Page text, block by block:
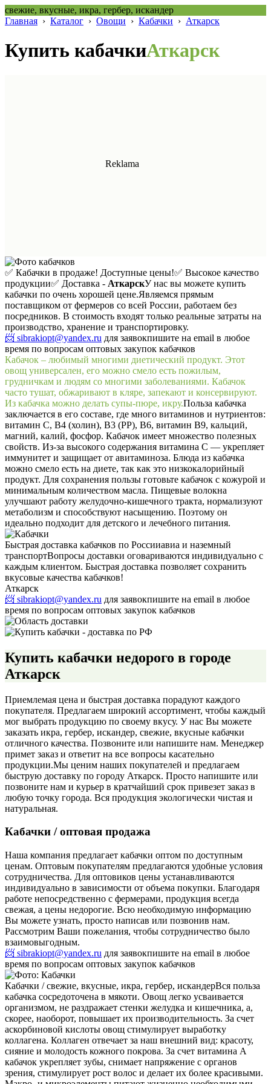
свежие, вкусные, икра, гербер, искандер
Главная › Каталог › Овощи › Кабачки › Аткарск
Купить кабачкиАткарск
✅ Кабачки в продаже! Доступные цены!✅ Высокое качество
продукции✅ Доставка - АткарскУ нас вы можете купить
кабачки по очень хорошей цене.Являемся прямым
поставщиком от фермеров со всей России, работаем без
посредников. В стоимость входят только реальные затраты на
производство, хранение и транспортировку.
📨 sibrakiopt@yandex.ru для заявокпишите на email в любое
время по вопросам оптовых закупок кабачков
Кабачок – любимый многими диетический продукт. Этот
овощ универсален, его можно смело есть пожилым,
грудничкам и людям со многими заболеваниями. Кабачок
часто тушат, обжаривают в кляре, запекают и консервируют.
Из кабачка можно делать супы-пюре, икру.Польза кабачка
заключается в его составе, где много витаминов и нутриентов:
витамин С, B4 (холин), B3 (PP), B6, витамин B9, кальций,
магний, калий, фосфор. Кабачок имеет множество полезных
свойств. Из-за высокого содержания витамина C — укрепляет
иммунитет и защищает от авитаминоза. Блюда из кабачка
можно смело есть на диете, так как это низкокалорийный
продукт. Для сохранения пользы готовьте кабачок с кожурой и
минимальным количеством масла. Пищевые волокна
улучшают работу желудочно-кишечного тракта, нормализуют
метаболизм и способствуют насыщению. Поэтому он
идеально подходит для детского и лечебного питания.
Быстрая доставка кабачков по Россииавиа и наземный
транспортВопросы доставки оговариваются индивидуально с
каждым клиентом. Быстрая доставка позволяет сохранить
вкусовые качества кабачков!
Аткарск
📨 sibrakiopt@yandex.ru для заявокпишите на email в любое
время по вопросам оптовых закупок кабачков
Купить кабачки недорого в городе
Аткарск
Приемлемая цена и быстрая доставка порадуют каждого
покупателя. Предлагаем широкий ассортимент, чтобы каждый
мог выбрать продукцию по своему вкусу. У нас Вы можете
заказать икра, гербер, искандер, свежие, вкусные кабачки
отличного качества. Позвоните или напишите нам. Менеджер
примет заказ и ответит на все вопросы касательно
продукции.Мы ценим наших покупателей и предлагаем
быструю доставку по городу Аткарск. Просто напишите или
позвоните нам и курьер в кратчайший срок привезет заказ в
любую точку города. Вся продукция экологически чистая и
натуральная.
Кабачки / оптовая продажа
Наша компания предлагает кабачки оптом по доступным
ценам. Оптовым покупателям предлагаются удобные условия
сотрудничества. Для оптовиков цены устанавливаются
индивидуально в зависимости от объема покупки. Благодаря
работе непосредственно с фермерами, продукция всегда
свежая, а цены недорогие. Всю необходимую информацию
Вы можете узнать, просто написав или позвонив нам.
Рассмотрим Ваши пожелания, чтобы сотрудничество было
взаимовыгодным.
📨 sibrakiopt@yandex.ru для заявокпишите на email в любое
время по вопросам оптовых закупок кабачков
Кабачки / свежие, вкусные, икра, гербер, искандерВся польза
кабачка сосредоточена в мякоти. Овощ легко усваивается
организмом, не раздражает стенки желудка и кишечника, а,
скорее, наоборот, повышает их производительность. За счет
аскорбиновой кислоты овощ стимулирует выработку
коллагена. Коллаген отвечает за наш внешний вид: красоту,
сияние и молодость кожного покрова. За счет витамина А
кабачок укрепляет зубы, снимает напряжение с органов
зрения, стимулирует рост волос и делает их более красивыми.